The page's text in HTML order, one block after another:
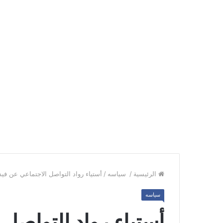
الرئيسية / سياسه / أستياء رواد التواصل الاجتماعي عن
سياسه